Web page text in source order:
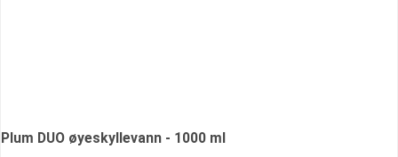
Plum DUO øyeskyllevann - 1000 ml